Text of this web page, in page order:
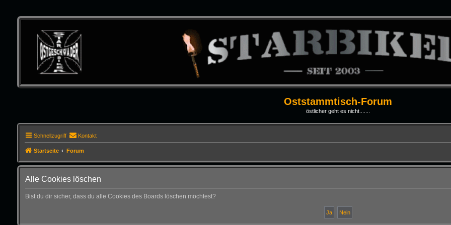
Oststammtisch-Forum
östlicher geht es nicht.......
Schnellzugriff Kontakt
Startseite Forum
Alle Cookies löschen
Bist du dir sicher, dass du alle Cookies des Boards löschen möchtest?